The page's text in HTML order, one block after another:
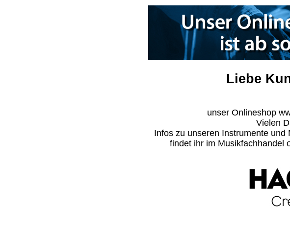
Liebe
unser Onlineshop
Vielen
Infos zu unseren Instrumente
findet ihr im Musikfachhandel